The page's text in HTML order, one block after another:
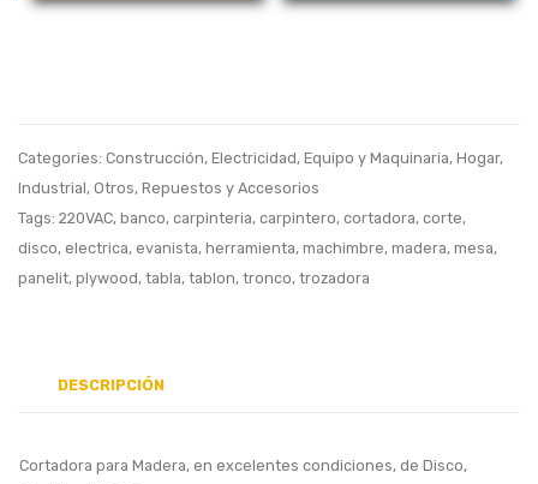
de
Usada
Categories: Construcción, Electricidad, Equipo y Maquinaria, Hogar,
Industrial, Otros, Repuestos y Accesorios
Tags: 220VAC, banco, carpinteria, carpintero, cortadora, corte,
disco, electrica, evanista, herramienta, machimbre, madera, mesa,
panelit, plywood, tabla, tablon, tronco, trozadora
DESCRIPCIÓN
Cortadora para Madera, en excelentes condiciones, de Disco,